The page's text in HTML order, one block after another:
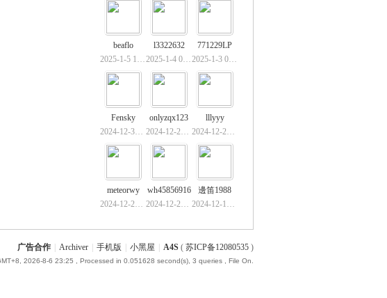
beaflo
2025-1-5 16:50
l3322632
2025-1-4 02:08
771229LP
2025-1-3 09:20
Fensky
2024-12-31 16:59
onlyzqx123
2024-12-28 23:41
lllyyy
2024-12-22 19:15
meteorwy
2024-12-22 11:54
wh45856916
2024-12-22 10:22
邊笛1988
2024-12-19 22:19
广告合作 Archiver 手机版 小黑屋 A4S ( 苏ICP备12080535 )
2026-8-6 23:25 , Processed in 0.051628 second(s), 3 queries , File On.